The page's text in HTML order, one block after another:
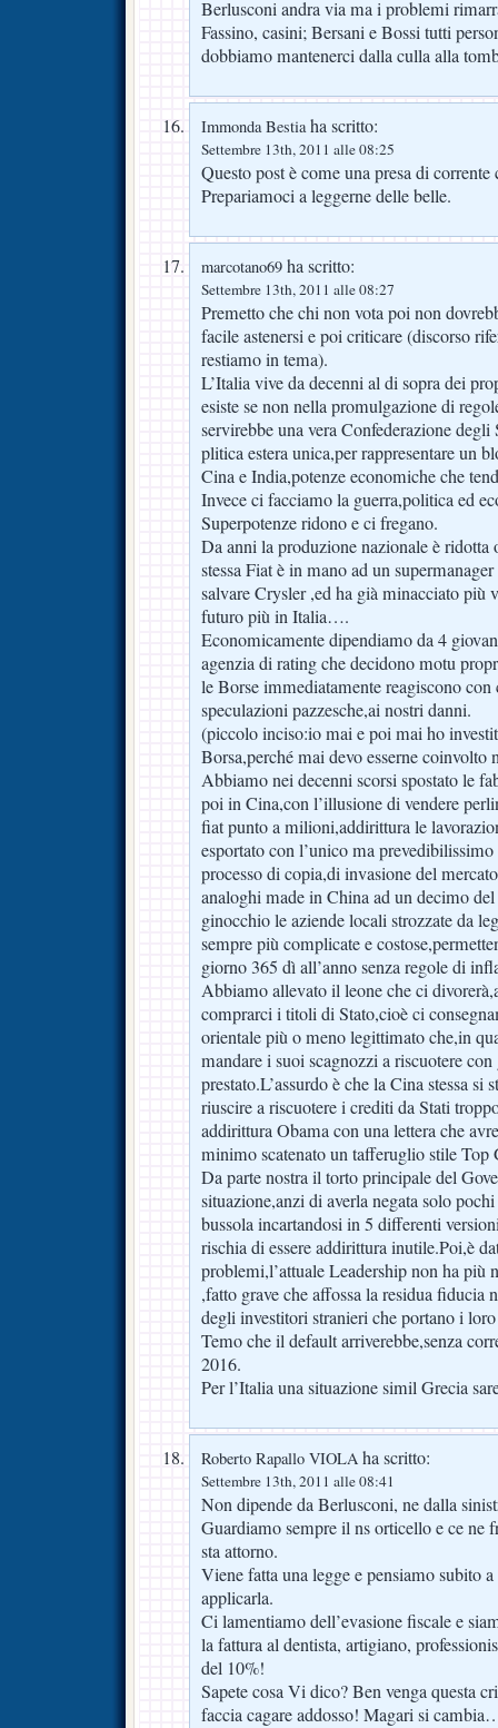
Berlusconi andra via ma i problemi
Fassino, casini; Bersani e Bossi tutti
dobbiamo mantenerci dalla culla alla
Immonda Bestiaha scritto:
Settembre 13th, 2011 alle 08:25
Questo post è come una presa di
Prepariamoci a leggerne delle belle.
marcotano69 ha scritto:
Settembre 13th, 2011 alle 08:27
Premetto che chi non vota poi non
facile astenersi e poi criticare (discorso
restiamo in tema).
L’Italia vive da decenni al di sopra dei
esiste se non nella promulgazione di
servirebbe una vera Confederazione
plitica estera unica,per rappresentare un
Cina e India,potenze economiche che
Invece ci facciamo la guerra,politica ed
Superpotenze ridono e ci fregano.
Da anni la produzione nazionale è ridotta
stessa Fiat è in mano ad un
salvare Crysler ,ed ha già minacciato più
futuro più in Italia….
Economicamente dipendiamo da 4
agenzia di rating che decidono motu
le Borse immediatamente reagiscono
speculazioni pazzesche,ai nostri danni.
(piccolo inciso:io mai e poi mai ho
Borsa,perché mai devo esserne
Abbiamo nei decenni scorsi spostato le
poi in Cina,con l’illusione di vendere
fiat punto a milioni,addirittura le
esportato con l’unico ma
processo di copia,di invasione del
analoghi made in China ad un decimo
ginocchio le aziende locali strozzate da
sempre più complicate e
giorno 365 dì all’anno senza regole di
Abbiamo allevato il leone che ci
comprarci i titoli di Stato,cioè ci
orientale più o meno legittimato che,in
mandare i suoi scagnozzi a riscuotere
prestato.L’assurdo è che la Cina stessa si
riuscire a riscuotere i crediti da Stati
addirittura Obama con una lettera che
minimo scatenato un tafferuglio stile
Da parte nostra il torto principale del
situazione,anzi di averla negata solo
bussola incartandosi in 5 differenti
rischia di essere addirittura inutile.Poi,è
problemi,l’attuale Leadership non ha più
,fatto grave che affossa la residua fiducia
degli investitori stranieri che portano i
Temo che il default arriverebbe,senza
2016.
Per l’Italia una situazione simil Grecia
Roberto Rapallo VIOLA ha scritto:
Settembre 13th, 2011 alle 08:41
Non dipende da Berlusconi, ne dalla
Guardiamo sempre il ns orticello e ce ne
sta attorno.
Viene fatta una legge e pensiamo subito
applicarla.
Ci lamentiamo dell’evasione fiscale e
la fattura al dentista, artigiano,
del 10%!
Sapete cosa Vi dico? Ben venga questa
faccia cagare addosso! Magari si